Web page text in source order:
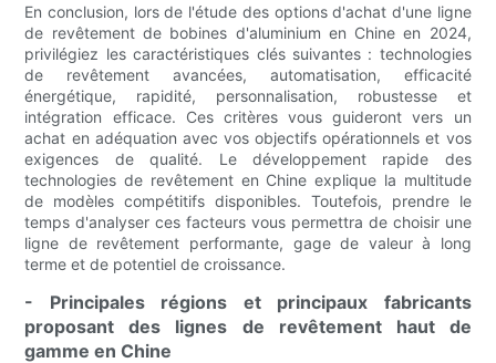
En conclusion, lors de l'étude des options d'achat d'une ligne
de revêtement de bobines d'aluminium en Chine en 2024,
privilégiez les caractéristiques clés suivantes : technologies
de revêtement avancées, automatisation, efficacité
énergétique, rapidité, personnalisation, robustesse et
intégration efficace. Ces critères vous guideront vers un
achat en adéquation avec vos objectifs opérationnels et vos
exigences de qualité. Le développement rapide des
technologies de revêtement en Chine explique la multitude
de modèles compétitifs disponibles. Toutefois, prendre le
temps d'analyser ces facteurs vous permettra de choisir une
ligne de revêtement performante, gage de valeur à long
terme et de potentiel de croissance.
- Principales régions et principaux fabricants
proposant des lignes de revêtement haut de
gamme en Chine